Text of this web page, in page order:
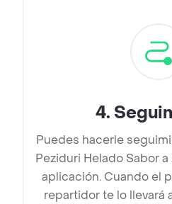
4.
Puedes hacerle
Peziduri Helado Sabor
aplicación. Cuando el
repartidor te lo llevará